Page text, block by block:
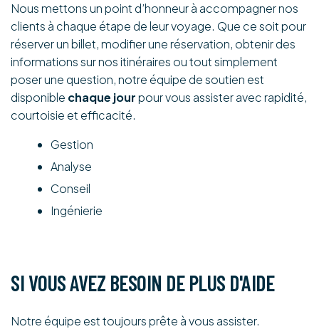
Nous mettons un point d’honneur à accompagner nos
clients à chaque étape de leur voyage. Que ce soit pour
réserver un billet, modifier une réservation, obtenir des
informations sur nos itinéraires ou tout simplement
poser une question, notre équipe de soutien est
disponible chaque jourpour vous assister avec rapidité,
courtoisie et efficacité.
Gestion
Analyse
Conseil
Ingénierie
SI VOUS AVEZ BESOIN DEPLUS D'AIDE
Notre équipe est toujours prête à vous assister.